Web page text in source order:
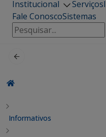
Institucional Serviços
Fale ConoscoSistemas
Pesquisar
por:
Informativos